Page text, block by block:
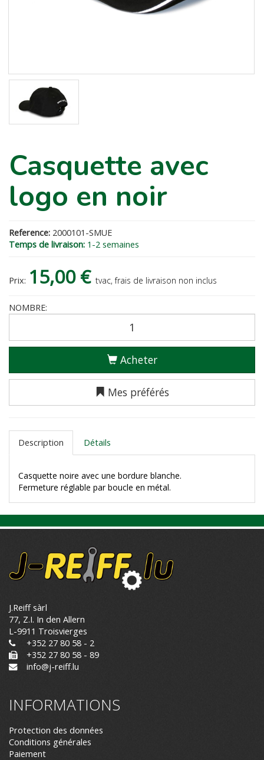
Casquette avec
logo en noir
Reference: 2000101-SMUE
Temps de livraison: 1-2 semaines
Prix: 15,00 € tvac, frais de livraison non inclus
NOMBRE:
Acheter
Mes préférés
Description Détails
Casquette noire avec une bordure blanche.
Fermeture réglable par boucle en métal.
J.Reiff sàrl
77, Z.I. In den Allern
L-9911 Troisvierges
+352 27 80 58 - 2
+352 27 80 58 - 89
info@j-reiff.lu
INFORMATIONS
Protection des données
Conditions générales
Paiement